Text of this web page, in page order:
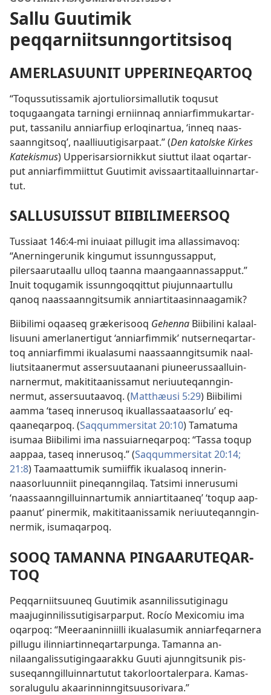
Sallu Guutimik
peqqarniitsunngortitsisoq
AMERLASUUNIT UP­PERINEQAR­TOQ
“Toqus­sutis­samik ajor­tuliorsimal­lutik toqusut
toqugaangata tar­ningi er­niin­naq an­niarfim­mukar­tar­
put, tas­sanilu an­niarfiup erloqinar­tua, ‘in­neq naas­
saan­ngitsoq’, naal­liuutigisar­paat.” (Den katolske Kirkes
Katekismus) Up­perisarsior­nik­kut siut­tut ilaat oqar­tar­
put an­niarfim­miit­tut Guutimit avis­saar­titaal­luin­nar­tar­
tut.
SAL­LUSUIS­SUT BIIBILIMEERSOQ
Tus­siaat 146:4-mi inuiaat pil­lugit ima al­las­simavoq:
“Aner­ningerunik kingumut is­sun­ngus­sap­put,
pilersaarutaal­lu ul­loq taan­na maangaan­nas­sap­put.”
Inuit toqugamik is­sun­ngoq­qit­tut piujun­naar­tul­lu
qanoq naas­saan­ngitsumik an­niar­titaasin­naagamik?
Biibilimi oqaaseq grækerisooq Gehen­na Biibilini kalaal­
lisuuni amerlaner­tigut ‘an­niarfim­mik’ nutser­neqar­tar­
toq an­niarfim­mi ikualasumi naas­saan­ngitsumik naal­
liutsitaanermut as­sersuutaanani piuneerus­saal­luin­
nar­nermut, makititaanis­samut neriuuteqan­ngin­
nermut, as­sersuutaavoq. (Mat­thæusi 5:29) Biibilimi
aam­ma ‘taseq in­nerusoq ikual­las­saataasorlu’ eq­
qaaneqar­poq. (Saq­qum­mersitat 20:10) Tamatuma
isumaa Biibilimi ima nas­suiar­neqar­poq: “Tas­sa toqup
aap­paa, taseq in­nerusoq.” (Saq­qum­mersitat 20:14;
21:8) Taamaat­tumik sumiif­fik ikualasoq in­nerin­
naasorluun­niit pineqan­ngilaq. Tatsimi in­nerusumi
‘naas­saan­ngil­luin­nar­tumik an­niar­titaaneq’ ‘toqup aap­
paanut’ pinermik, makititaanis­samik neriuuteqan­ngin­
nermik, isumaqar­poq.
SOOQ TAMAN­NA PINGAARUTEQAR­
TOQ
Peq­qar­niitsuuneq Guutimik asan­nilis­sutiginagu
maajugin­nilis­sutigisar­par­put. Rocío Mexicomiu ima
oqar­poq: “Meeraanin­niil­li ikualasumik an­niarfeqar­nera
pil­lugu ilin­niar­tin­neqar­tar­punga. Taman­na an­
nilaangalis­sutigingaarak­ku Guuti ajun­ngitsunik pis­
suseqan­ngil­luin­nar­tutut takorloor­taler­para. Kamas­
soralugulu akaarin­nin­ngitsuusorivara.”